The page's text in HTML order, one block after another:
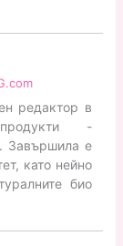
редактор в
-
Завършила е
като нейно
био